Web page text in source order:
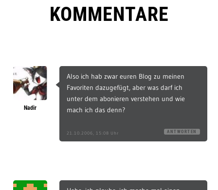
KOMMENTARE
Nadir
Also ich hab zwar euren Blog zu meinen
Favoriten dazugefügt, aber was darf ich
unter dem abonieren verstehen und wie
mach ich das denn?
21.10.2006, 15:08 Uhr ANTWORTEN